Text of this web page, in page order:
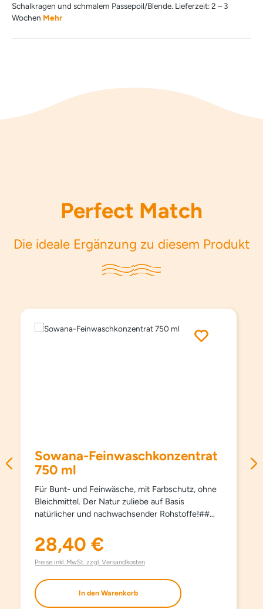
Schalkragen und schmalem Passepoil/Blende. Lieferzeit: 2 – 3
Wochen Mehr
Perfect Match
Die ideale Ergänzung zu diesem Produkt
Sowana-Feinwaschkonzentrat
750 ml
Für Bunt- und Feinwäsche, mit Farbschutz, ohne
Bleichmittel. Der Natur zuliebe auf Basis
natürlicher und nachwachsender Rohstoffe!##
schonend und sanft, schon ab 15°C und hält
Kleidungsstücke länger schön. Kein Weichspüler
erforderlich, besonders bügelleicht. Haut- und
auch bestens für die Handwäsche geeignet. Mit
modernsten waschaktiven Substanzen und
Regulärer Preis:
28,40 €
Preise inkl. MwSt. zzgl. Versandkosten
In den Warenkorb